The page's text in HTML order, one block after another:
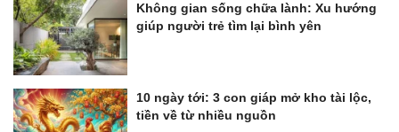
Không gian sống chữa lành: Xu hướng
giúp người trẻ tìm lại bình yên
10 ngày tới: 3 con giáp mở kho tài lộc,
tiền về từ nhiều nguồn